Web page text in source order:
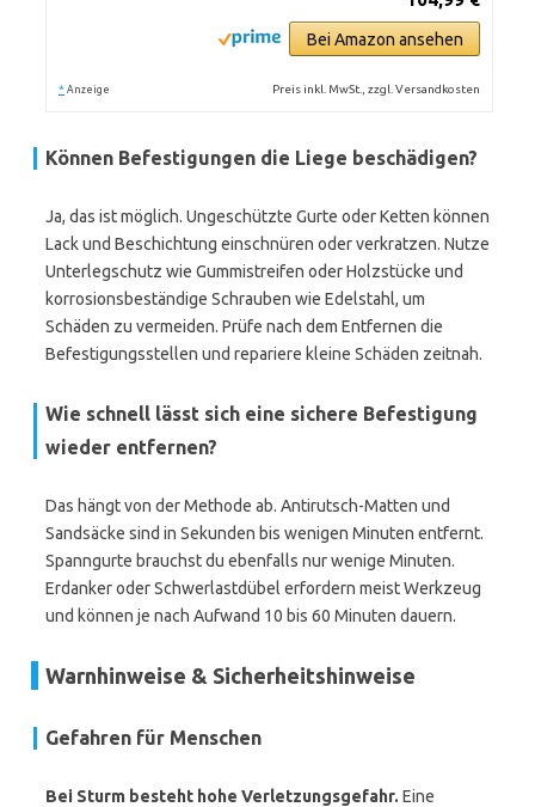
Bei Amazon ansehen
* Anzeige Preis inkl. MwSt., zzgl. Versandkosten
Können Befestigungen die Liege beschädigen?
Ja, das ist möglich. Ungeschützte Gurte oder Ketten können
Lack und Beschichtung einschnüren oder verkratzen. Nutze
Unterlegschutz wie Gummistreifen oder Holzstücke und
korrosionsbeständige Schrauben wie Edelstahl, um
Schäden zu vermeiden. Prüfe nach dem Entfernen die
Befestigungsstellen und repariere kleine Schäden zeitnah.
Wie schnell lässt sich eine sichere Befestigung
wieder entfernen?
Das hängt von der Methode ab. Antirutsch-Matten und
Sandsäcke sind in Sekunden bis wenigen Minuten entfernt.
Spanngurte brauchst du ebenfalls nur wenige Minuten.
Erdanker oder Schwerlastdübel erfordern meist Werkzeug
und können je nach Aufwand 10 bis 60 Minuten dauern.
Warnhinweise & Sicherheitshinweise
Gefahren für Menschen
Bei Sturm besteht hohe Verletzungsgefahr. Eine